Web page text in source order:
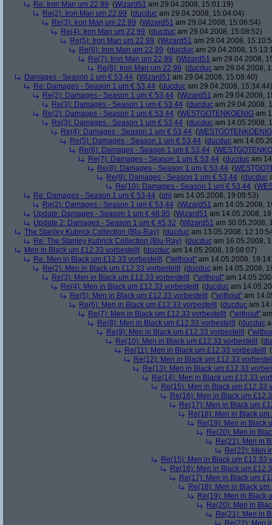
Re: Iron Man um 22,99 (Wizard51 am 29.04.2008, 15:01:19)
Re(2): Iron Man um 22,99 (ducduc am 29.04.2008, 15:04:04)
Re(3): Iron Man um 22,99 (Wizard51 am 29.04.2008, 15:06:54)
Re(4): Iron Man um 22,99 (ducduc am 29.04.2008, 15:08:52)
Re(5): Iron Man um 22,99 (Wizard51 am 29.04.2008,
Re(6): Iron Man um 22,99 (ducduc am 29.04.2008,
Re(7): Iron Man um 22,99 (Wizard51 am 29.04.2008,
Re(8): Iron Man um 22,99 (ducduc am 29.04.2008,
Damages - Season 1 um € 53,44 (Wizard51 am 29.04.2008, 15:08:40)
Re: Damages - Season 1 um € 53,44 (ducduc am 29.04.2008, 15:34:44)
Re(2): Damages - Season 1 um € 53,44 (Wizard51 am 29.04.2008,
Re(3): Damages - Season 1 um € 53,44 (ducduc am 29.04.2008,
Re(2): Damages - Season 1 um € 53,44 (WESTGOTENKOENIG am
Re(3): Damages - Season 1 um € 53,44 (ducduc am 14.05.2008,
Re(4): Damages - Season 1 um € 53,44 (WESTGOTENKOENIG
Re(5): Damages - Season 1 um € 53,44 (ducduc am
Re(6): Damages - Season 1 um € 53,44 (
Re(7): Damages - Season 1 um € 53,44 (ducduc am
Re(8): Damages - Season 1 um € 53,44 (
Re(9): Damages - Season 1 um € 53,44 (ducduc
Re(10): Damages - Season 1 um € 53,44 (
Re: Damages - Season 1 um € 53,44 (phj am 14.05.2008, 19:09:53)
Re(2): Damages - Season 1 um € 53,44 (Wizard51 am 14.05.2008,
Update: Damages - Season 1 um € 48,95 (Wizard51 am 14.05.2008,
Update 2: Damages - Season 1 um € 45,32 (Wizard51 am 30.05.2008,
The Stanley Kubrick Collection (Blu-Ray) (ducduc am 13.05.2008,
Re: The Stanley Kubrick Collection (Blu-Ray) (ducduc am 16.05.2008,
Men in Black um £12.33 vorbestellt (ducduc am 14.05.2008, 19:08:07)
Re: Men in Black um £12.33 vorbestellt ("without" am 14.05.2008,
Re(2): Men in Black um £12.33 vorbestellt (ducduc am 14.05.2008,
Re(3): Men in Black um £12.33 vorbestellt ("without" am
Re(4): Men in Black um £12.33 vorbestellt (ducduc am
Re(5): Men in Black um £12.33 vorbestellt ("without" am
Re(6): Men in Black um £12.33 vorbestellt (ducduc am
Re(7): Men in Black um £12.33 vorbestellt ("without"
Re(8): Men in Black um £12.33 vorbestellt (ducduc
Re(9): Men in Black um £12.33 vorbestellt (
Re(10): Men in Black um £12.33 vorbestellt (
Re(11): Men in Black um £12.33 vorbestellt (
Re(12): Men in Black um £12.33
Re(13): Men in Black um £12.33
Re(14): Men in Black um £12.33
Re(15): Men in Black um £12.33
Re(16): Men in Black um
Re(17): Men in Black um
Re(18): Men in Black
Re(19): Men in Black
Re(20): Men in
Re(21): Men in
Re(22): Men
Re(15): Men in Black um £12.33
Re(16): Men in Black um
Re(17): Men in Black um
Re(18): Men in Black
Re(19): Men in Black
Re(20): Men in
Re(21): Men in
Re(22): Men